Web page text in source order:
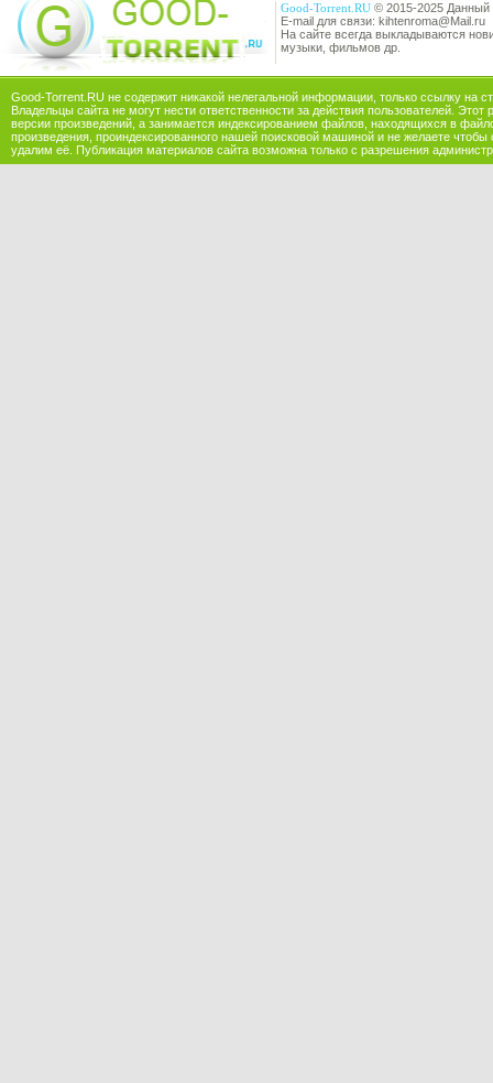
Good-Torrent.RU © 2015-2025 Данный
E-mail для связи: kihtenroma@Mail.ru
На сайте всегда выкладываются
музыки, фильмов др.
Good-Torrent.RU не содержит никакой нелегальной информации, только ссылку на
Владельцы сайта не могут нести ответственности за действия пользователей.
версии произведений, а занимается индексированием файлов, находящихся в
произведения, проиндексированного нашей поисковой машиной и не желаете
удалим её. Публикация материалов сайта возможна только с разрешения